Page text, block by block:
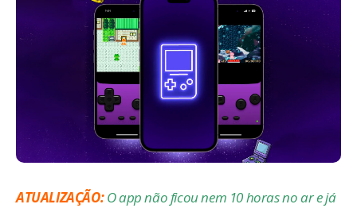
ATUALIZAÇÃO: O app não ficou nem 10 horas no ar e já